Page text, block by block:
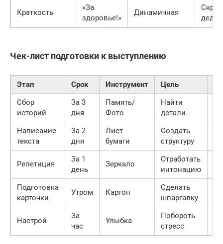
Краткость
«За
здоровье!»
Динамичная
Чек-лист подготовки к выступлению
Этап Срок Инструмент Цель
Сбор
историй
За 3
дня
Память/
Фото
Найти
детали
Написание
текста
За 2
дня
Лист
бумаги
Создать
структуру
Репетиция
За 1
день
Зеркало
Отработать
интонацию
Подготовка
карточки
Утром Картон
Сделать
шпаргалку
Настрой
За
час
Улыбка
Побороть
стресс